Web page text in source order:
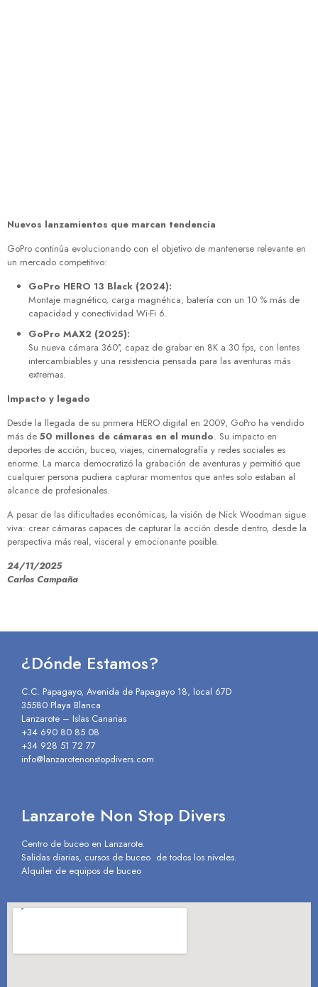
Nuevos lanzamientos que marcan tendencia
GoPro continúa evolucionando con el objetivo de mantenerse relevante en
un mercado competitivo:
GoPro HERO 13 Black (2024):
Montaje magnético, carga magnética, batería con un 10 % más de
capacidad y conectividad Wi-Fi 6.
GoPro MAX2 (2025):
Su nueva cámara 360°, capaz de grabar en 8K a 30 fps, con lentes
intercambiables y una resistencia pensada para las aventuras más
extremas.
Impacto y legado
Desde la llegada de su primera HERO digital en 2009, GoPro ha vendido
más de 50 millones de cámaras en el mundo. Su impacto en
deportes de acción, buceo, viajes, cinematografía y redes sociales es
enorme. La marca democratizó la grabación de aventuras y permitió que
cualquier persona pudiera capturar momentos que antes solo estaban al
alcance de profesionales.
A pesar de las dificultades económicas, la visión de Nick Woodman sigue
viva: crear cámaras capaces de capturar la acción desde dentro, desde la
perspectiva más real, visceral y emocionante posible.
24/11/2025
Carlos Campaña
¿Dónde Estamos?
C.C. Papagayo, Avenida de Papagayo 18, local 67D
35580 Playa Blanca
Lanzarote – Islas Canarias
+34 690 80 85 08
+34 928 51 72 77
info@lanzarotenonstopdivers.com
Lanzarote Non Stop Divers
Centro de buceo en Lanzarote.
Salidas diarias, cursos de buceo de todos los niveles.
Alquiler de equipos de buceo